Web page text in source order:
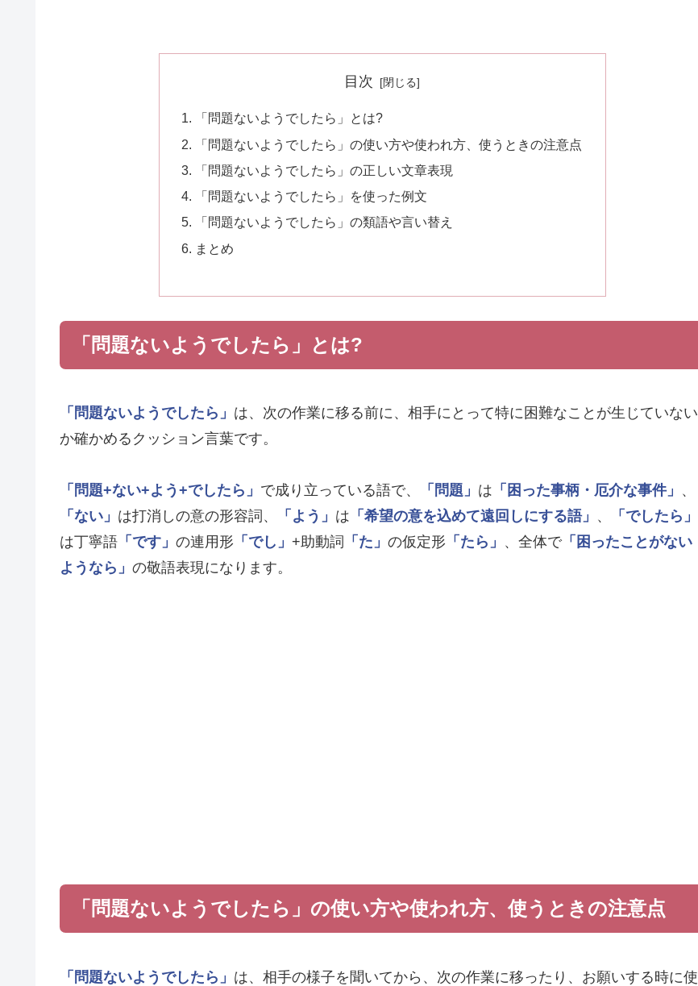
目次
「問題ないようでしたら」とは?
「問題ないようでしたら」の使い方や使われ方、使うときの注意点
「問題ないようでしたら」の正しい文章表現
「問題ないようでしたら」を使った例文
「問題ないようでしたら」の類語や言い替え
まとめ
「問題ないようでしたら」とは?
「問題ないようでしたら」 は、次の作業に移る前に、相手にとって特に困難なことが生じていない
か確かめるクッション言葉です。
「問題+ない+よう+でしたら」 で成り立っている語で、 「問題」 は 「困った事柄・厄介な事件」 、
「ない」 は打消しの意の形容詞、 「よう」 は 「希望の意を込めて遠回しにする語」 、
「でしたら」
は丁寧語 「です」 の連用形 「でし」 +助動詞 「た」 の仮定形 「たら」 、全体で「困ったことがない
ようなら」 の敬語表現になります。
「問題ないようでしたら」の使い方や使われ方、使うときの注意点
「問題ないようでしたら」 は、相手の様子を聞いてから、次の作業に移ったり、お願いする時に使